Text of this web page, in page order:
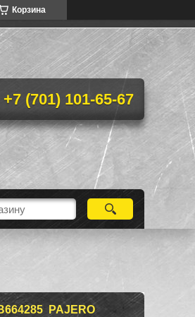
Корзина
+7 (701) 101-65-67
PAJERO